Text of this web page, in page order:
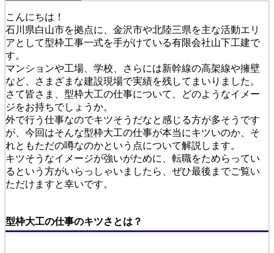
こんにちは！
石川県白山市を拠点に、金沢市や北陸三県を主な活動エリ
アとして型枠工事一式を手がけている有限会社山下工建で
す。
マンションや工場、学校、さらには新幹線の高架線や擁壁
など、さまざまな建設現場で実績を残してまいりました。
さて皆さま、型枠大工の仕事について、どのようなイメー
ジをお持ちでしょうか。
外で行う仕事なのでキツそうだなと感じる方が多そうです
が、今回はそんな型枠大工の仕事が本当にキツいのか、そ
れともただの噂なのかという点について解説します。
キツそうなイメージが強いがために、転職をためらってい
るという方がいらっしゃいましたら、ぜひ最後までご覧い
ただけますと幸いです。
型枠大工の仕事のキツさとは？